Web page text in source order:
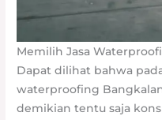
Memilih Jasa
Dapat dilihat bahwa
waterproofing
demikian tentu saja